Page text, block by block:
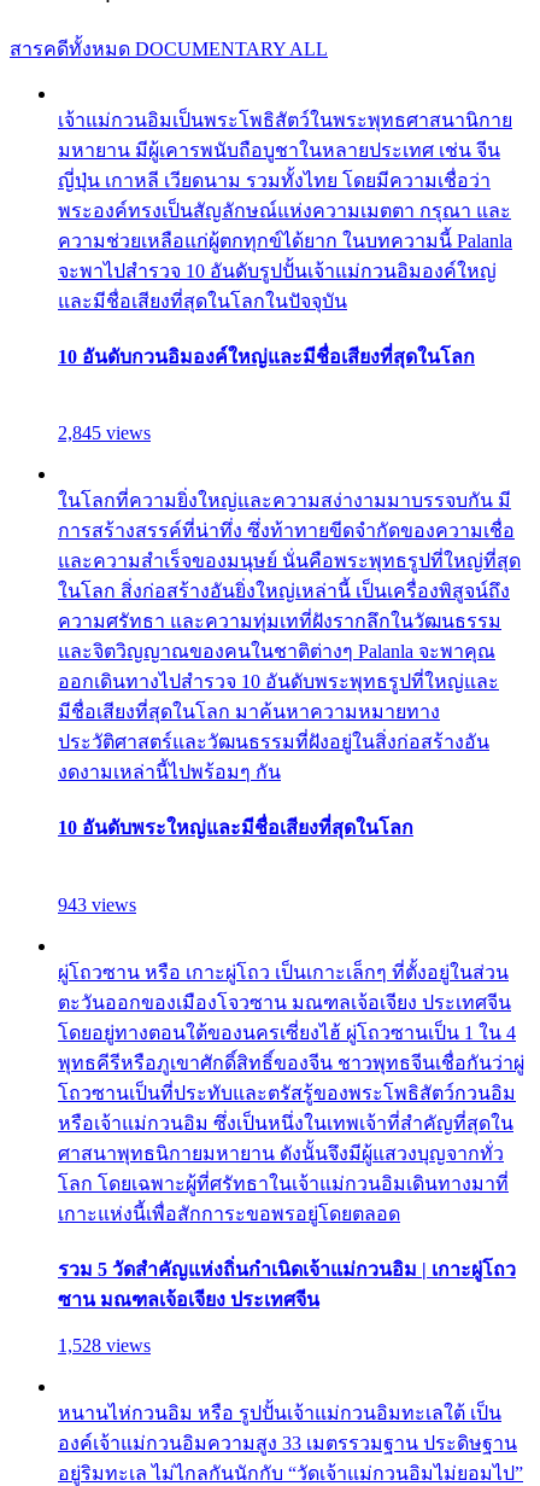
สารคดีทั้งหมด DOCUMENTARY ALL
เจ้าแม่กวนอิมเป็นพระโพธิสัตว์ในพระพุทธศาสนานิกาย
มหายาน มีผู้เคารพนับถือบูชาในหลายประเทศ เช่น จีน
ญี่ปุ่น เกาหลี เวียดนาม รวมทั้งไทย โดยมีความเชื่อว่า
พระองค์ทรงเป็นสัญลักษณ์แห่งความเมตตา กรุณา และ
ความช่วยเหลือแก่ผู้ตกทุกข์ได้ยาก ในบทความนี้ Palanla
จะพาไปสำรวจ 10 อันดับรูปปั้นเจ้าแม่กวนอิมองค์ใหญ่
และมีชื่อเสียงที่สุดในโลกในปัจจุบัน
10 อันดับกวนอิมองค์ใหญ่และมีชื่อเสียงที่สุดในโลก
2,845 views
ในโลกที่ความยิ่งใหญ่และความสง่างามมาบรรจบกัน มี
การสร้างสรรค์ที่น่าทึ่ง ซึ่งท้าทายขีดจำกัดของความเชื่อ
และความสำเร็จของมนุษย์ นั่นคือพระพุทธรูปที่ใหญ่ที่สุด
ในโลก สิ่งก่อสร้างอันยิ่งใหญ่เหล่านี้ เป็นเครื่องพิสูจน์ถึง
ความศรัทธา และความทุ่มเทที่ฝังรากลึกในวัฒนธรรม
และจิตวิญญาณของคนในชาติต่างๆ Palanla จะพาคุณ
ออกเดินทางไปสำรวจ 10 อันดับพระพุทธรูปที่ใหญ่และ
มีชื่อเสียงที่สุดในโลก มาค้นหาความหมายทาง
ประวัติศาสตร์และวัฒนธรรมที่ฝังอยู่ในสิ่งก่อสร้างอัน
งดงามเหล่านี้ไปพร้อมๆ กัน
10 อันดับพระใหญ่และมีชื่อเสียงที่สุดในโลก
943 views
ผู่โถวซาน หรือ เกาะผู่โถว เป็นเกาะเล็กๆ ที่ตั้งอยู่ในส่วน
ตะวันออกของเมืองโจวซาน มณฑลเจ้อเจียง ประเทศจีน
โดยอยู่ทางตอนใต้ของนครเซี่ยงไฮ้ ผู่โถวซานเป็น 1 ใน 4
พุทธคีรีหรือภูเขาศักดิ์สิทธิ์ของจีน ชาวพุทธจีนเชื่อกันว่าผู่
โถวซานเป็นที่ประทับและตรัสรู้ของพระโพธิสัตว์กวนอิม
หรือเจ้าแม่กวนอิม ซึ่งเป็นหนึ่งในเทพเจ้าที่สำคัญที่สุดใน
ศาสนาพุทธนิกายมหายาน ดังนั้นจึงมีผู้แสวงบุญจากทั่ว
โลก โดยเฉพาะผู้ที่ศรัทธาในเจ้าแม่กวนอิมเดินทางมาที่
เกาะแห่งนี้เพื่อสักการะขอพรอยู่โดยตลอด
รวม 5 วัดสำคัญแห่งถิ่นกำเนิดเจ้าแม่กวนอิม | เกาะผู่โถว
ซาน มณฑลเจ้อเจียง ประเทศจีน
1,528 views
หนานไห่กวนอิม หรือ รูปปั้นเจ้าแม่กวนอิมทะเลใต้ เป็น
องค์เจ้าแม่กวนอิมความสูง 33 เมตรรวมฐาน ประดิษฐาน
อยู่ริมทะเล ไม่ไกลกันนักกับ “วัดเจ้าแม่กวนอิมไม่ยอมไป”